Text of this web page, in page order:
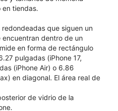
tiendas.
que siguen un
dentro de un
en forma de rectángulo
pulgadas (iPhone 17,
(iPhone Air) o 6.86
en diagonal. El área real de
de vidrio de la